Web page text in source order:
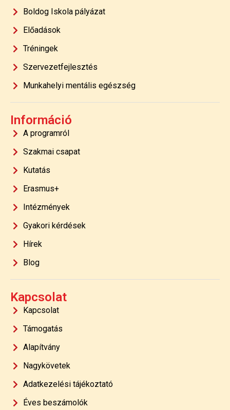
Boldog Iskola pályázat
Előadások
Tréningek
Szervezetfejlesztés
Munkahelyi mentális egészség
Információ
A programról
Szakmai csapat
Kutatás
Erasmus+
Intézmények
Gyakori kérdések
Hírek
Blog
Kapcsolat
Kapcsolat
Támogatás
Alapítvány
Nagykövetek
Adatkezelési tájékoztató
Éves beszámolók